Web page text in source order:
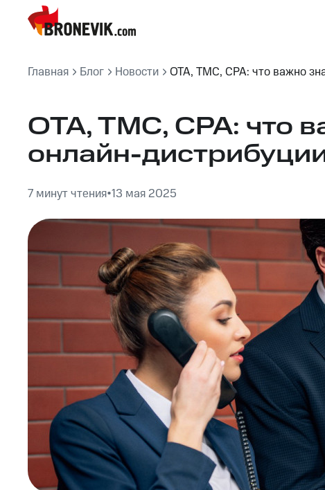
Главная Блог Новости OTA, TMC, CPA: что важно
OTA, TMC, CPA: что
онлайн-
7 минут чтения•13 мая 2025